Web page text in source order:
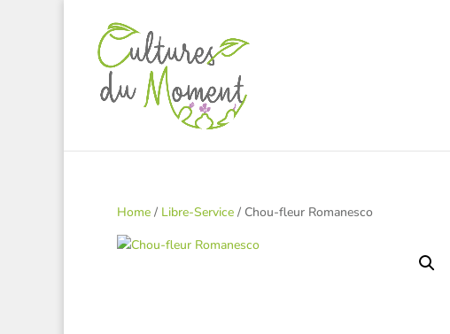
Home / Libre-Service / Chou-fleur Romanesco